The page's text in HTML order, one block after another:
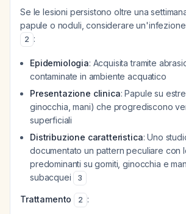
Se le lesioni persistono oltre una
papule o noduli, considerare un'infezione
2 :
Epidemiologia: Acquisita tramite
contaminate in ambiente acquatico
Presentazione clinica: Papule su
ginocchia, mani) che progrediscono
superficiali
Distribuzione caratteristica: Uno
documentato un pattern peculiare con
predominanti su gomiti, ginocchia e
subacquei
3
Trattamento 2 :